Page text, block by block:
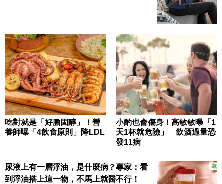
吃對就是「好膽固醇」！營
養師曝「4飲食原則」降LDL
小酌也會傷身！高敏敏曝「1
天1杯就危險」 飲酒過量恐
發11病
尿液上有一層浮油，是什麼病？專家：看
到浮油搭上這一物，不馬上就醫不行！